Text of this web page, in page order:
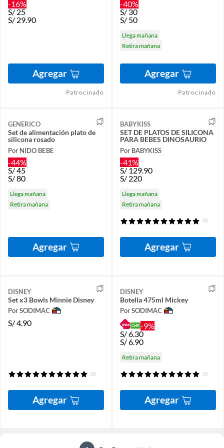
-16%
S/ 25
S/ 29.90
Agregar
Patrocinado
-40%
S/ 30
S/ 50
Llega mañana
Retira mañana
Agregar
Patrocinado
GENERICO
Set de alimentación plato de
silicona rosado
Por NIDO BEBE
-44%
S/45
S/80
Llega mañana
Retira mañana
Agregar
BABYKISS
SET DE PLATOS DE SILICONA
PARA BEBES DINOSAURIO
Por BABYKISS
-41%
S/129.90
S/ 220
Llega mañana
Retira mañana
(2)
Agregar
DISNEY
Set x3 Bowls Minnie Disney
Por SODIMAC
S/4.90
(2)
Agregar
DISNEY
Botella 475ml Mickey
Por SODIMAC
-9%
S/6.30
S/6.90
Retira mañana
(1)
Agregar